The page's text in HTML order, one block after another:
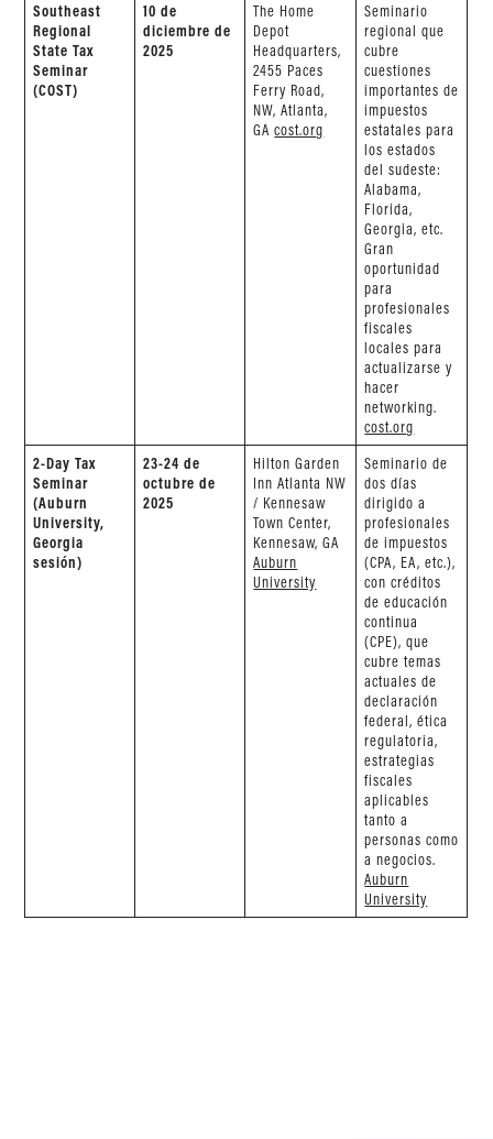
Southeast
Regional
State Tax
Seminar
(COST)
10 de
diciembre de
2025
The Home
Depot
Headquarters,
2455 Paces
Ferry Road,
NW, Atlanta,
GAcost.org
Seminario
regional que
cubre
cuestiones
importantes de
impuestos
estatales para
los estados
del sudeste:
Alabama,
Florida,
Georgia, etc.
Gran
oportunidad
para
profesionales
fiscales
locales para
actualizarse y
hacer
networking.
cost.org
2-Day Tax
Seminar
(Auburn
University,
Georgia
sesión)
23-24 de
octubre de
2025
Hilton Garden
Inn Atlanta NW
/ Kennesaw
Town Center,
Kennesaw, GA
Auburn
University
Seminario de
dos días
dirigido a
profesionales
de impuestos
(CPA, EA, etc.),
con créditos
de educación
continua
(CPE), que
cubre temas
actuales de
declaración
federal, ética
regulatoria,
estrategias
fiscales
aplicables
tanto a
personas como
a negocios.
Auburn
University